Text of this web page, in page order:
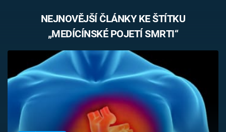
Témata
Témata
Pořady
TV Program
NEJNOVĚJŠÍ ČLÁNKY KE ŠTÍTKU
„MEDÍCÍNSKÉ POJETÍ SMRTI“